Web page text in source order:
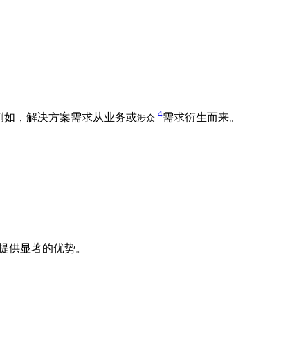
，解决方案需求从业务或涉众 4需求衍生而来。
供显著的优势。